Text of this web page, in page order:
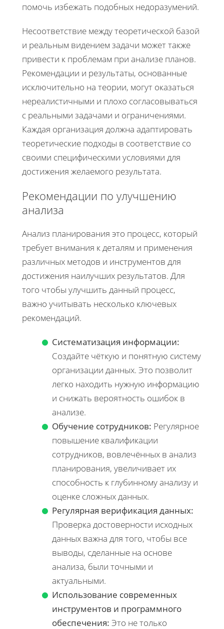
помочь избежать подобных недоразумений.
Несоответствие между теоретической базой
и реальным видением задачи может также
привести к проблемам при анализе планов.
Рекомендации и результаты, основанные
исключительно на теории, могут оказаться
нереалистичными и плохо согласовываться
с реальными задачами и ограничениями.
Каждая организация должна адаптировать
теоретические подходы в соответствие со
своими специфическими условиями для
достижения желаемого результата.
Рекомендации по улучшению
анализа
Анализ планирования это процесс, который
требует внимания к деталям и применения
различных методов и инструментов для
достижения наилучших результатов. Для
того чтобы улучшить данный процесс,
важно учитывать несколько ключевых
рекомендаций.
Систематизация информации:
Создайте чёткую и понятную систему
организации данных. Это позволит
легко находить нужную информацию
и снижать вероятность ошибок в
анализе.
Обучение сотрудников: Регулярное
повышение квалификации
сотрудников, вовлечённых в анализ
планирования, увеличивает их
способность к глубинному анализу и
оценке сложных данных.
Регулярная верификация данных:
Проверка достоверности исходных
данных важна для того, чтобы все
выводы, сделанные на основе
анализа, были точными и
актуальными.
Использование современных
инструментов и программного
обеспечения: Это не только